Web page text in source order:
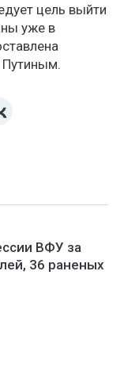
цель выйти
уже в
ВФУ за
36 раненых